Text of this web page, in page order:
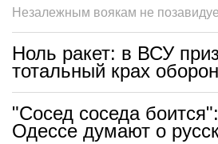
Незалежным воякам не
Ноль ракет: в ВСУ
тотальный крах
"Сосед соседа
Одессе думают о